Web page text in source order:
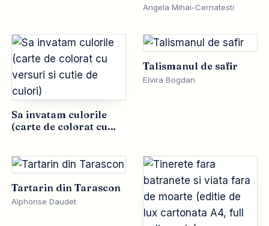
Angela Mihai-Cernatesti
Sa invatam culorile
(carte de colorat cu
Talismanul de safir
Elvira Bogdan
Tartarin din Tarascon
Alphonse Daudet